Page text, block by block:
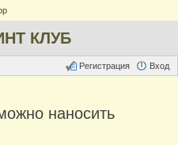
КЛУБ
Вход
Регистрация
наносить